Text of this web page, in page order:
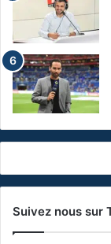
Suivez nous sur